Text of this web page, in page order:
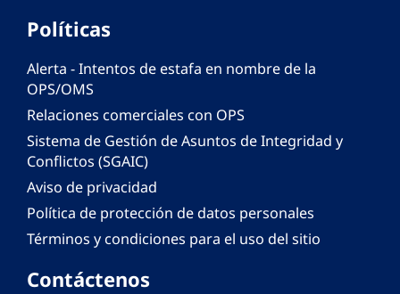
Políticas
Alerta - Intentos de estafa en nombre de la
OPS/OMS
Relaciones comerciales con OPS
Sistema de Gestión de Asuntos de Integridad y
Conflictos (SGAIC)
Aviso de privacidad
Política de protección de datos personales
Términos y condiciones para el uso del sitio
Contáctenos